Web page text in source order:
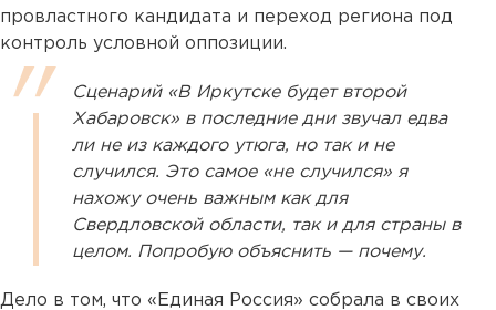
провластного кандидата и переход региона под
контроль условной оппозиции.
Сценарий «В Иркутске будет второй
Хабаровск» в последние дни звучал едва
ли не из каждого утюга, но так и не
случился. Это самое «не случился» я
нахожу очень важным как для
Свердловской области, так и для страны в
целом. Попробую объяснить — почему.
Дело в том, что «Единая Россия» собрала в своих